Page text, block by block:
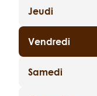
Jeudi
Vendredi
Samedi